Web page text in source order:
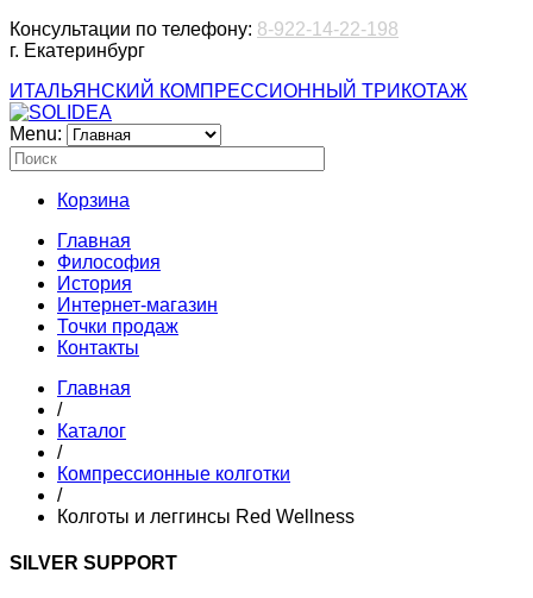
Консультации по телефону: 8-922-14-22-198
г. Екатеринбург
ИТАЛЬЯНСКИЙ КОМПРЕССИОННЫЙ ТРИКОТАЖ
Menu:
Корзина
Главная
Философия
История
Интернет-магазин
Точки продаж
Контакты
Главная
/
Каталог
/
Компрессионные колготки
/
Колготы и леггинсы Red Wellness
SILVER SUPPORT